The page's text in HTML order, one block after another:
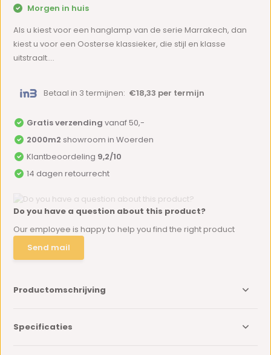
Morgen in huis
Als u kiest voor een hanglamp van de serie Marrakech, dan
kiest u voor een Oosterse klassieker, die stijl en klasse
uitstraalt....
Betaal in 3 termijnen: €18,33 per termijn
Gratis verzending vanaf 50,-
2000m2 showroom in Woerden
Klantbeoordeling 9,2/10
14 dagen retourrecht
Do you have a question about this product?
Our employee is happy to help you find the right product
Send mail
Productomschrijving
Specificaties